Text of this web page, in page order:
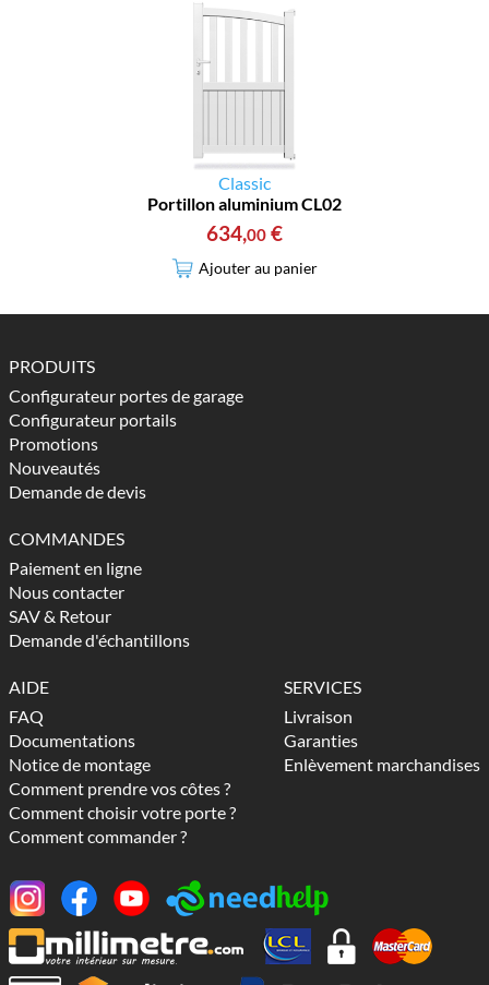
Classic
Portillon aluminium CL02
634,00 €
Ajouter au panier
PRODUITS
Configurateur portes de garage
Configurateur portails
Promotions
Nouveautés
Demande de devis
COMMANDES
Paiement en ligne
Nous contacter
SAV & Retour
Demande d'échantillons
AIDE
FAQ
Documentations
Notice de montage
Comment prendre vos côtes ?
Comment choisir votre porte ?
Comment commander ?
SERVICES
Livraison
Garanties
Enlèvement marchandises